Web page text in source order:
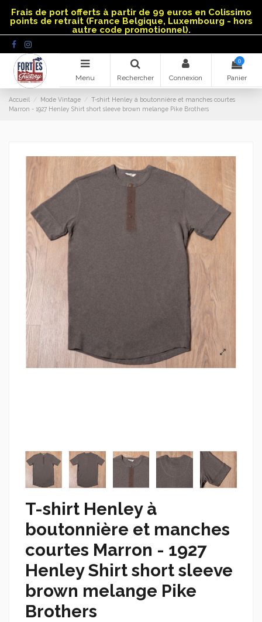
Frais de port offerts à partir de 99 euros en Colissimo
points de retrait (France Belgique, Luxembourg - hors
autre code promotionnel).
Menu Rechercher Connexion
0
Panier
Accueil Mode Vintage
T-shirt Henley à boutonnière et manches courtes
Marron - 1927 Henley Shirt short sleeve brown melange Pike Brothers
T-shirt Henley à
boutonnière et manches
courtes Marron - 1927
Henley Shirt short sleeve
brown melange Pike
Brothers